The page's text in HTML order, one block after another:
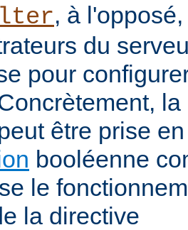
, à
du
pour
être prise
booléenne
le
la directive